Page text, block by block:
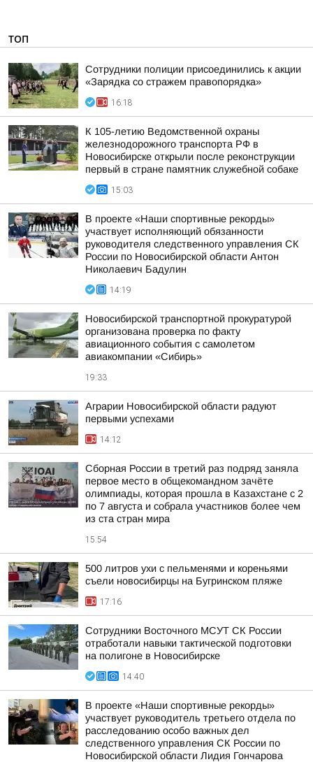
ТОП
Сотрудники полиции присоединились к акции
«Зарядка со стражем правопорядка»
16:18
К 105-летию Ведомственной охраны
железнодорожного транспорта РФ в
Новосибирске открыли после реконструкции
первый в стране памятник служебной собаке
15:03
В проекте «Наши спортивные рекорды»
участвует исполняющий обязанности
руководителя следственного управления СК
России по Новосибирской области Антон
Николаевич Бадулин
14:19
Новосибирской транспортной прокуратурой
организована проверка по факту
авиационного события с самолетом
авиакомпании «Сибирь»
19:33
Аграрии Новосибирской области радуют
первыми успехами
14:12
Сборная России в третий раз подряд заняла
первое место в общекомандном зачёте
олимпиады, которая прошла в Казахстане с 2
по 7 августа и собрала участников более чем
из ста стран мира
15:54
500 литров ухи с пельменями и кореньями
съели новосибирцы на Бугринском пляже
17:16
Сотрудники Восточного МСУТ СК России
отработали навыки тактической подготовки
на полигоне в Новосибирске
14:40
В проекте «Наши спортивные рекорды»
участвует руководитель третьего отдела по
расследованию особо важных дел
следственного управления СК России по
Новосибирской области Лидия Гончарова